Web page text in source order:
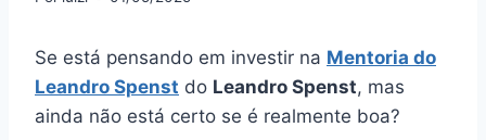
Se está pensando em investir na Mentoria do
Leandro Spenst do Leandro Spenst, mas
ainda não está certo se é realmente boa?